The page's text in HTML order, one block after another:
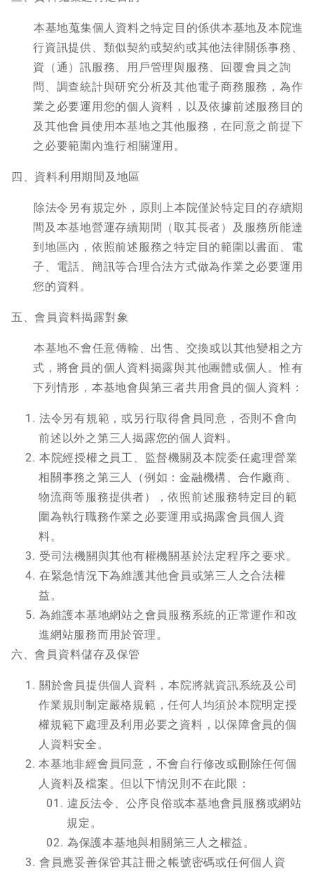
本基地蒐集個人資料之特定目的係供本基地及本院進
行資訊提供、類似契約或契約或其他法律關係事務、
資（通）訊服務、用戶管理與服務、回覆會員之詢
問、調查統計與研究分析及其他電子商務服務，為作
業之必要運用您的個人資料，以及依據前述服務目的
及其他會員使用本基地之其他服務，在同意之前提下
之必要範圍內進行相關運用。
四、資料利用期間及地區
除法令另有規定外，原則上本院僅於特定目的存續期
間及本基地營運存續期間（取其長者）及服務所能達
到地區內，依照前述服務之特定目的範圍以書面、電
子、電話、簡訊等合理合法方式做為作業之必要運用
您的資料。
五、會員資料揭露對象
本基地不會任意傳輸、出售、交換或以其他變相之方
式，將會員的個人資料揭露與其他團體或個人。惟有
下列情形，本基地會與第三者共用會員的個人資料：
法令另有規範，或另行取得會員同意，否則不會向
前述以外之第三人揭露您的個人資料。
本院經授權之員工、監督機關及本院委任處理營業
相關事務之第三人（例如：金融機構、合作廠商、
物流商等服務提供者），依照前述服務特定目的範
圍為執行職務作業之必要運用或揭露會員個人資
料。
受司法機關與其他有權機關基於法定程序之要求。
在緊急情況下為維護其他會員或第三人之合法權
益。
為維護本基地網站之會員服務系統的正常運作和改
進網站服務而用於管理。
六、會員資料儲存及保管
關於會員提供個人資料，本院將就資訊系統及公司
作業規則制定嚴格規範，任何人均須於本院明定授
權規範下處理及利用必要之資料，以保障會員的個
人資料安全。
本基地非經會員同意，不會自行修改或刪除任何個
人資料及檔案。但以下情況則不在此限：
違反法令、公序良俗或本基地會員服務或網站
規定。
為保護本基地與相關第三人之權益。
會員應妥善保管其註冊之帳號密碼或任何個人資